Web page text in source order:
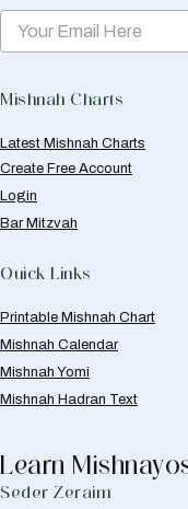
Mishnah Charts
Latest Mishnah Charts
Create Free Account
Login
Bar Mitzvah
Quick Links
Printable Mishnah Chart
Mishnah Calendar
Mishnah Yomi
Mishnah Hadran Text
Learn
Seder Zeraim